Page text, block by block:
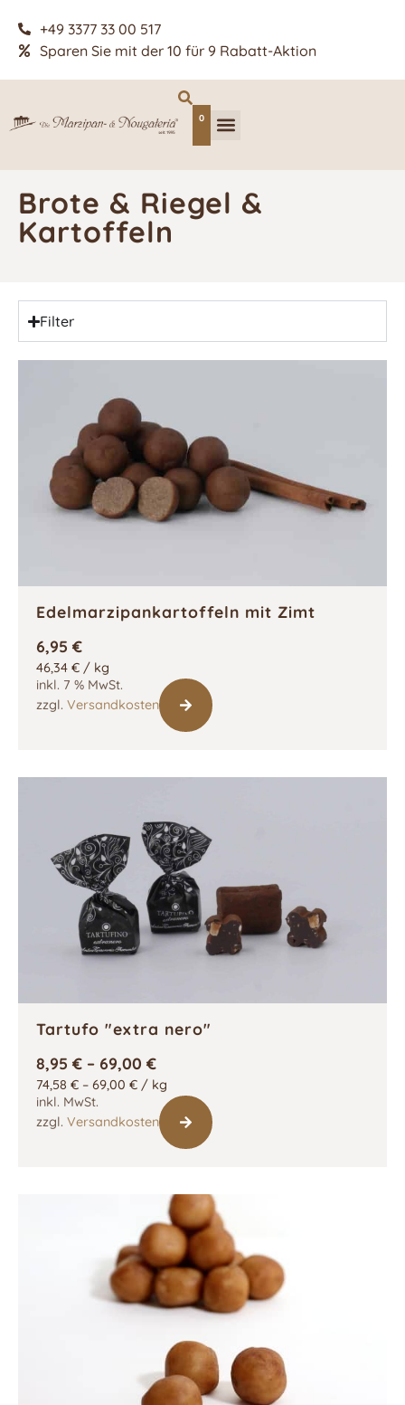
+49 3377 33 00 517
Sparen Sie mit der 10 für 9 Rabatt-Aktion
0
Brote & Riegel &
Kartoffeln
Filter
Edelmarzipankartoffeln mit Zimt
6,95 €
46,34 € / kg
inkl. 7 % MwSt.
zzgl. Versandkosten
Tartufo "extra nero"
8,95 € – 69,00 €
74,58 € – 69,00 € / kg
inkl. MwSt.
zzgl. Versandkosten